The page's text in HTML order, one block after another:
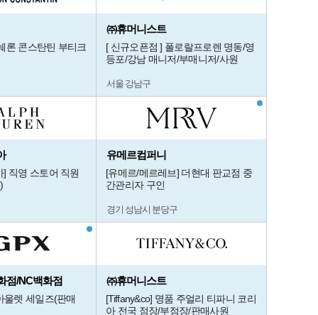
론 콘스탄틴 부티크
㈜휴머니스트
[ 신규오픈점 ] 폴로랄프로렌 명동/영
등포/강남 매니저/부매니저/사원
서울 강남구
직영 스토어 직원
유메르컴퍼니
[유메르/메르레브] 더현대 판교점 중
간관리자 구인
경기 성남시 분당구
점/NC백화점
울렛 세일즈(판매
㈜휴머니스트
[Tiffany&co] 명품 주얼리 티파니 코리
아 전국 점장/부점장/판매사원